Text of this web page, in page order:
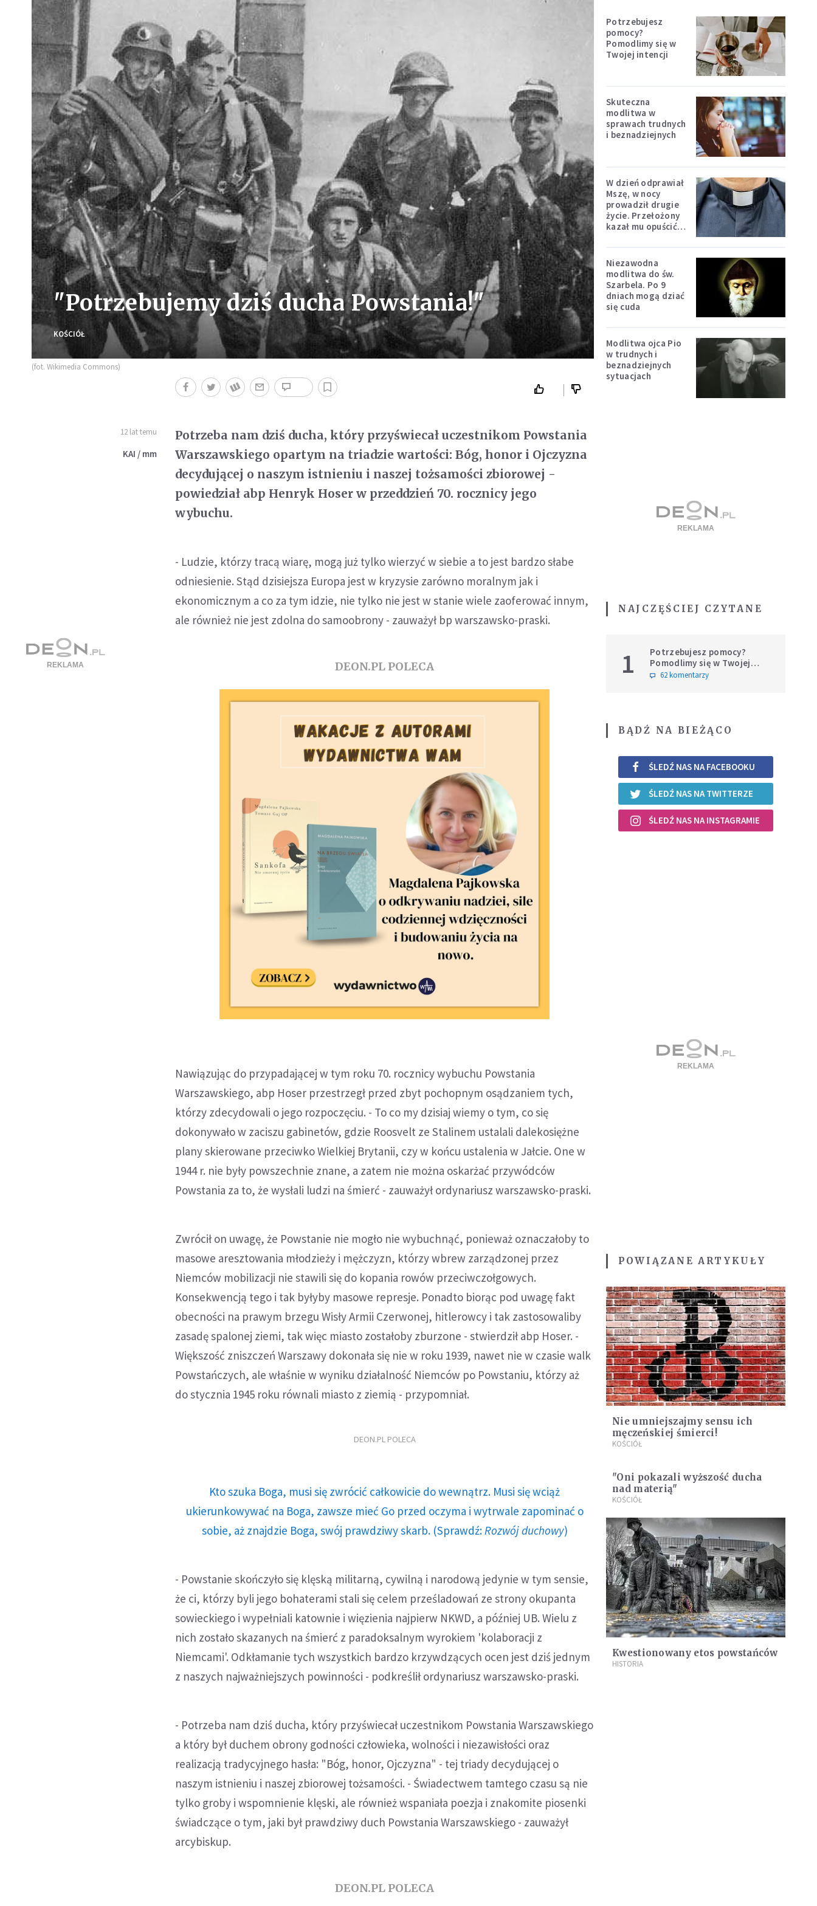
"Potrzebujemy dziś ducha Powstania!"
KOŚCIÓŁ
(fot. Wikimedia Commons)
12 lat temu
KAI / mm
Potrzeba nam dziś ducha, który przyświecał uczestnikom Powstania
Warszawskiego opartym na triadzie wartości: Bóg, honor i Ojczyzna
decydującej o naszym istnieniu i naszej tożsamości zbiorowej -
powiedział abp Henryk Hoser w przeddzień 70. rocznicy jego
wybuchu.
- Ludzie, którzy tracą wiarę, mogą już tylko wierzyć w siebie a to jest bardzo słabe
odniesienie. Stąd dzisiejsza Europa jest w kryzysie zarówno moralnym jak i
ekonomicznym a co za tym idzie, nie tylko nie jest w stanie wiele zaoferować innym,
ale również nie jest zdolna do samoobrony - zauważył bp warszawsko-praski.
DEON.PL POLECA
Nawiązując do przypadającej w tym roku 70. rocznicy wybuchu Powstania
Warszawskiego, abp Hoser przestrzegł przed zbyt pochopnym osądzaniem tych,
którzy zdecydowali o jego rozpoczęciu. - To co my dzisiaj wiemy o tym, co się
dokonywało w zaciszu gabinetów, gdzie Roosvelt ze Stalinem ustalali dalekosiężne
plany skierowane przeciwko Wielkiej Brytanii, czy w końcu ustalenia w Jałcie. One w
1944 r. nie były powszechnie znane, a zatem nie można oskarżać przywódców
Powstania za to, że wysłali ludzi na śmierć - zauważył ordynariusz warszawsko-praski.
Zwrócił on uwagę, że Powstanie nie mogło nie wybuchnąć, ponieważ oznaczałoby to
masowe aresztowania młodzieży i mężczyzn, którzy wbrew zarządzonej przez
Niemców mobilizacji nie stawili się do kopania rowów przeciwczołgowych.
Konsekwencją tego i tak byłyby masowe represje. Ponadto biorąc pod uwagę fakt
obecności na prawym brzegu Wisły Armii Czerwonej, hitlerowcy i tak zastosowaliby
zasadę spalonej ziemi, tak więc miasto zostałoby zburzone - stwierdził abp Hoser. -
Większość zniszczeń Warszawy dokonała się nie w roku 1939, nawet nie w czasie walk
Powstańczych, ale właśnie w wyniku działalność Niemców po Powstaniu, którzy aż
do stycznia 1945 roku równali miasto z ziemią - przypomniał.
DEON.PL POLECA
Kto szuka Boga, musi się zwrócić całkowicie do wewnątrz. Musi się wciąż
ukierunkowywać na Boga, zawsze mieć Go przed oczyma i wytrwale zapominać o
sobie, aż znajdzie Boga, swój prawdziwy skarb. (Sprawdź: Rozwój duchowy)
- Powstanie skończyło się klęską militarną, cywilną i narodową jedynie w tym sensie,
że ci, którzy byli jego bohaterami stali się celem prześladowań ze strony okupanta
sowieckiego i wypełniali katownie i więzienia najpierw NKWD, a później UB. Wielu z
nich zostało skazanych na śmierć z paradoksalnym wyrokiem 'kolaboracji z
Niemcami'. Odkłamanie tych wszystkich bardzo krzywdzących ocen jest dziś jednym
z naszych najważniejszych powinności - podkreślił ordynariusz warszawsko-praski.
- Potrzeba nam dziś ducha, który przyświecał uczestnikom Powstania Warszawskiego
a który był duchem obrony godności człowieka, wolności i niezawisłości oraz
realizacją tradycyjnego hasła: "Bóg, honor, Ojczyzna" - tej triady decydującej o
naszym istnieniu i naszej zbiorowej tożsamości. - Świadectwem tamtego czasu są nie
tylko groby i wspomnienie klęski, ale również wspaniała poezja i znakomite piosenki
świadczące o tym, jaki był prawdziwy duch Powstania Warszawskiego - zauważył
arcybiskup.
DEON.PL POLECA
Potrzebujesz
pomocy?
Pomodlimy się w
Twojej intencji
Skuteczna
modlitwa w
sprawach trudnych
i beznadziejnych
W dzień odprawiał
Mszę, w nocy
prowadził drugie
życie. Przełożony
kazał mu opuścić
Niezawodna
modlitwa do św.
Szarbela. Po 9
dniach mogą dziać
się cuda
Modlitwa ojca Pio
w trudnych i
beznadziejnych
sytuacjach
NAJCZĘŚCIEJ CZYTANE
1
Potrzebujesz pomocy?
Pomodlimy się w Twojej
intencji
62 komentarzy
BĄDŹ NA BIEŻĄCO
ŚLEDŹ NAS NA FACEBOOKU
ŚLEDŹ NAS NA TWITTERZE
ŚLEDŹ NAS NA INSTAGRAMIE
POWIĄZANE ARTYKUŁY
Nie umniejszajmy sensu ich
męczeńskiej śmierci!
KOŚCIÓŁ
"Oni pokazali wyższość ducha
nad materią"
KOŚCIÓŁ
Kwestionowany etos powstańców
HISTORIA